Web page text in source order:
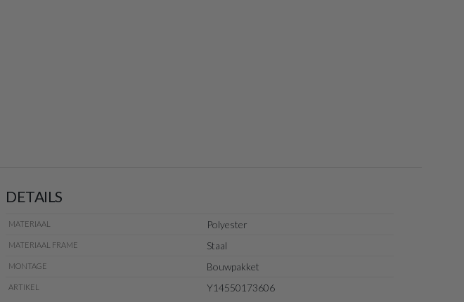
DETAILS
MATERIAAL Polyester
MATERIAAL FRAME Staal
MONTAGE Bouwpakket
ARTIKEL Y14550173606